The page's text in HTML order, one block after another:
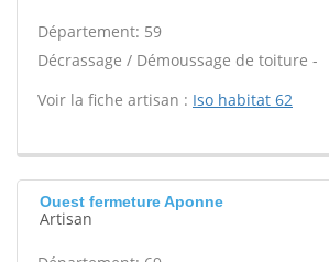
Département: 59
Décrassage / Démoussage de toiture -
Voir la fiche artisan : Iso habitat 62
Ouest fermeture Aponne
Artisan